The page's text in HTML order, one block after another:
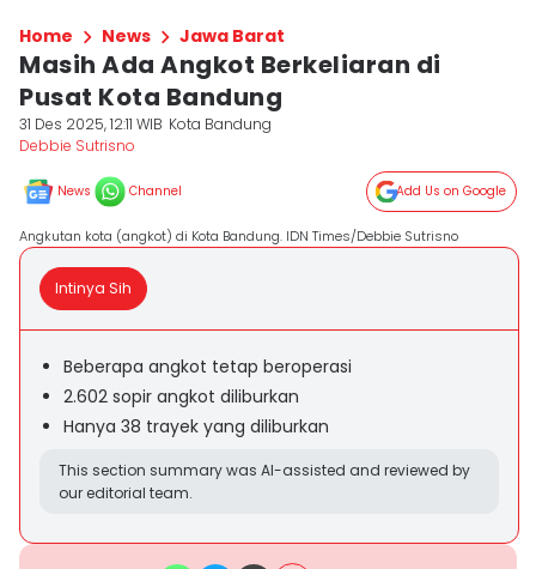
Home News Jawa Barat
Masih Ada Angkot Berkeliaran di
Pusat Kota Bandung
31 Des 2025, 12:11 WIB Kota Bandung
Debbie Sutrisno
News Channel Add Us on Google
Angkutan kota (angkot) di Kota Bandung. IDN Times/Debbie Sutrisno
Intinya Sih
Beberapa angkot tetap beroperasi
2.602 sopir angkot diliburkan
Hanya 38 trayek yang diliburkan
This section summary was AI-assisted and reviewed by
our editorial team.